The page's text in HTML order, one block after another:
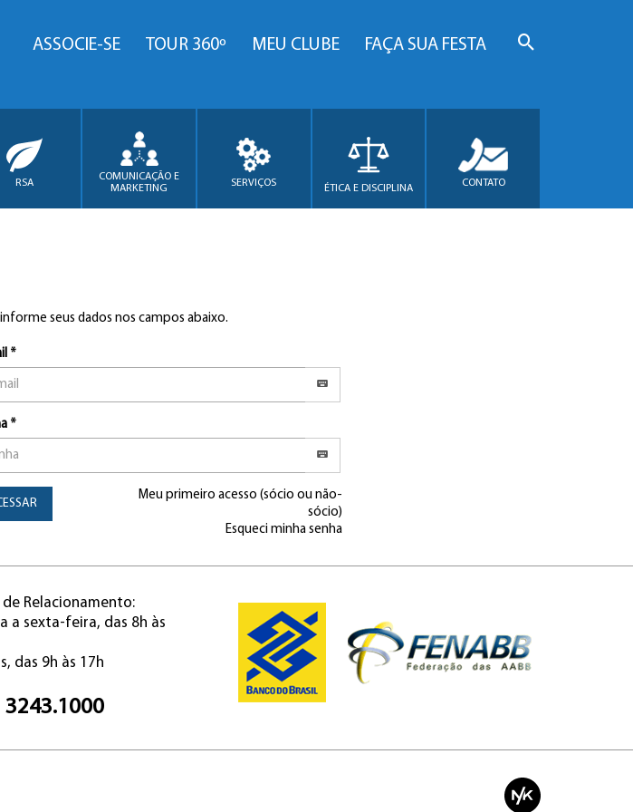
ASSOCIE-SE TOUR 360º MEU CLUBE FAÇA SUA FESTA
RSA
COMUNICAÇÃO E
MARKETING
SERVIÇOS ÉTICA E DISCIPLINA CONTATO
seus dados nos campos abaixo.
*
*
Meu primeiro acesso (sócio ou não-
sócio)
Esqueci minha senha
Relacionamento:
a sexta-feira, das 8h às
das 9h às 17h
3243.1000